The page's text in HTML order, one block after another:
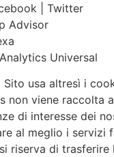
| Twitter
Advisor
Universal
Sito usa altresì i
non viene raccolta
di interesse dei
al meglio i servizi
riserva di